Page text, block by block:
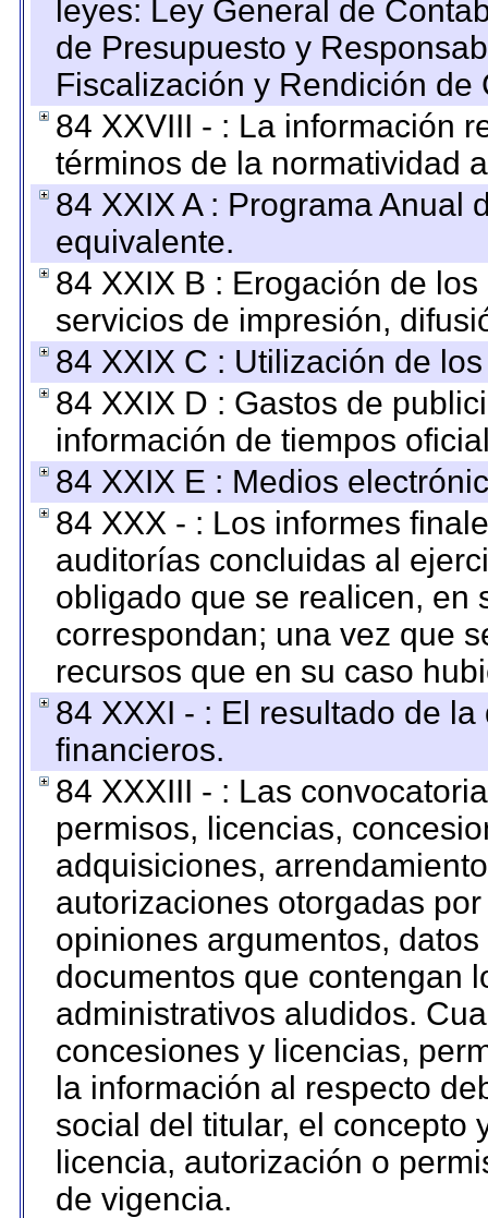
leyes: Ley General de
de Presupuesto y
Fiscalización y Rendición
84 XXVIII - : La información
términos de la normatividad
84 XXIX A : Programa Anual
equivalente.
84 XXIX B : Erogación de
servicios de impresión,
84 XXIX C : Utilización de
84 XXIX D : Gastos de
información de tiempos
84 XXIX E : Medios
84 XXX - : Los informes
auditorías concluidas al
obligado que se realicen, en
correspondan; una vez que
recursos que en su caso
84 XXXI - : El resultado de
financieros.
84 XXXIII - : Las
permisos, licencias,
adquisiciones,
autorizaciones otorgadas
opiniones argumentos,
documentos que contengan
administrativos aludidos.
concesiones y licencias,
la información al respecto
social del titular, el concepto
licencia, autorización o
de vigencia.